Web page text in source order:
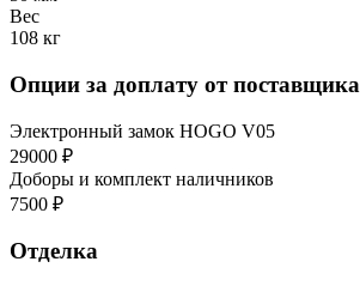
Вес
108 кг
Опции за доплату от поставщика
Электронный замок HOGO V05
29000 ₽
Доборы и комплект наличников
7500 ₽
Отделка